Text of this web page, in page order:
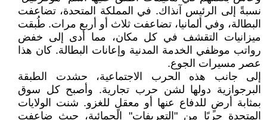
نسبةً إلى الرئيس آنذاك. في المملكة المتحدة، تضاعفت
البطالة، وفي ألمانيا، تضاعفت ثلاث أو أربع مرات. طُبقت
ميزانيات التقشف في كل مكان، مما أدى إلى خفض
رواتب موظفي الخدمة المدنية وإعانات البطالة. كان هذا
عصر مسيرات الجوع.
إلى جانب هذه الحرب الاجتماعية، حشدت الطبقة
البرجوازية دولها لشن حرب تجارية. وأصبح كل سوق
بمثابة أرضٍ للدفاع عنها أو معقلٍ للغزو. شنت الولايات
المتحدة حربًا من "التعريفات" الحمائية، حيث ضاعفت